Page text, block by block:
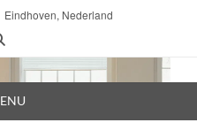
Eindhoven, Nederland